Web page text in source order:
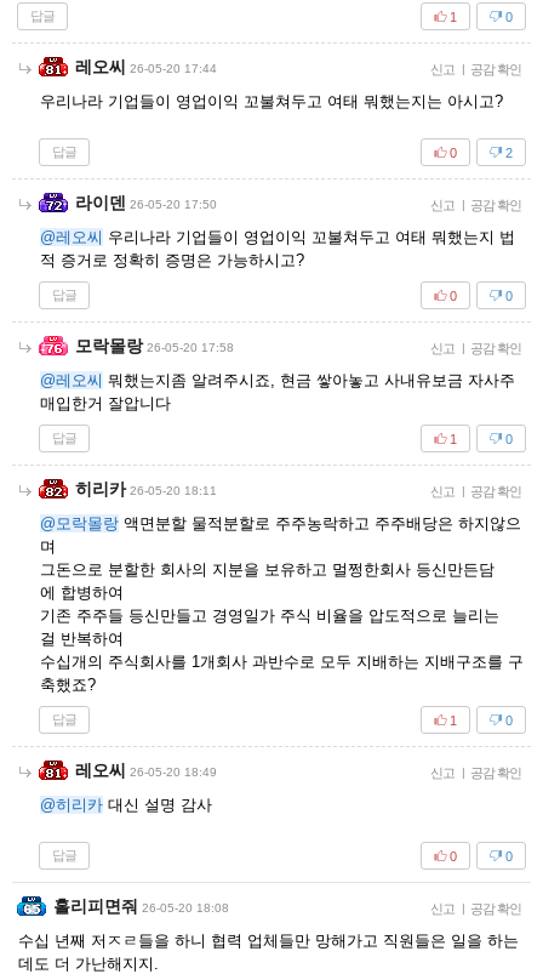
답글 0
1
레오씨 26-05-20 17:44 신고 | 공감 확인
우리나라 기업들이 영업이익 꼬불쳐두고 여태 뭐했는지는 아시고?
답글 2
0
라이덴 26-05-20 17:50 신고 | 공감 확인
@레오씨 우리나라 기업들이 영업이익 꼬불쳐두고 여태 뭐했는지 법
적 증거로 정확히 증명은 가능하시고?
답글 0
0
모락몰랑 26-05-20 17:58 신고 | 공감 확인
@레오씨 뭐했는지좀 알려주시죠, 현금 쌓아놓고 사내유보금 자사주
매입한거 잘압니다
답글 0
1
히리카 26-05-20 18:11 신고 | 공감 확인
@모락몰랑 액면분할 물적분할로 주주농락하고 주주배당은 하지않으
며
그돈으로 분할한 회사의 지분을 보유하고 멀쩡한회사 등신만든담
에 합병하여
기존 주주들 등신만들고 경영일가 주식 비율을 압도적으로 늘리는
걸 반복하여
수십개의 주식회사를 1개회사 과반수로 모두 지배하는 지배구조를 구
축했죠?
답글 0
1
레오씨 26-05-20 18:49 신고 | 공감 확인
@히리카 대신 설명 감사
답글 0
0
홀리피면줘 26-05-20 18:08 신고 | 공감 확인
수십 년째 저ㅈㄹ들을 하니 협력 업체들만 망해가고 직원들은 일을 하는
데도 더 가난해지지.